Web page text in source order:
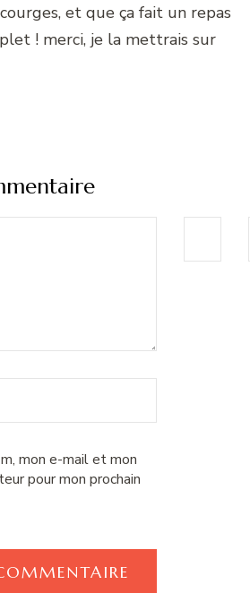
et que ça fait un repas
! merci, je la mettrais sur
mon e-mail et mon
pour mon prochain